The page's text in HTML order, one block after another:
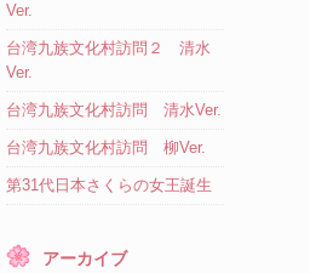
Ver.
台湾九族文化村訪問２ 清水
Ver.
台湾九族文化村訪問 清水Ver.
台湾九族文化村訪問 柳Ver.
第31代日本さくらの女王誕生
アーカイブ